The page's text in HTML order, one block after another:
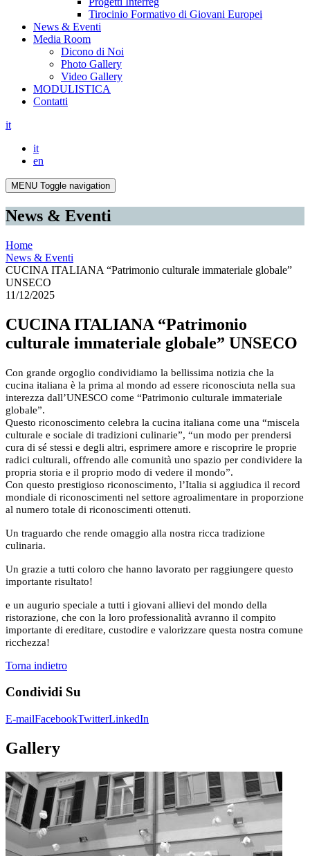
Tirocinio Formativo di Giovani Europei
News & Eventi
Media Room
Dicono di Noi
Photo Gallery
Video Gallery
MODULISTICA
Contatti
it
it
en
MENU Toggle navigation
News & Eventi
Home
News & Eventi
CUCINA ITALIANA “Patrimonio culturale immateriale globale”
UNSECO
11/12/2025
CUCINA ITALIANA “Patrimonio
culturale immateriale globale” UNSECO
Con grande orgoglio condividiamo la bellissima notizia che la
cucina italiana è la prima al mondo ad essere riconosciuta nella sua
interezza dall’UNESCO come “Patrimonio culturale immateriale
globale”.
Questo riconoscimento celebra la cucina italiana come una “miscela
culturale e sociale di tradizioni culinarie”, “un modo per prendersi
cura di sé stessi e degli altri, esprimere amore e riscoprire le proprie
radici culturali, offrendo alle comunità uno spazio per condividere la
propria storia e il proprio modo di vedere il mondo”.
Con questo prestigioso riconoscimento, l’Italia si aggiudica il record
mondiale di riconoscimenti nel settore agroalimentare in proporzione
al numero totale di riconoscimenti ottenuti.
Un traguardo che rende omaggio alla nostra ricca tradizione
culinaria.
Un grazie a tutti coloro che hanno lavorato per raggiungere questo
importante risultato!
e un augurio speciale a tutti i giovani allievi del mondo della
ristorazione, che con la loro professionalità avranno il compito
importante di ereditare, custodire e valorizzare questa nostra comune
ricchezza!
Torna indietro
Condividi Su
E-mailFacebookTwitterLinkedIn
Gallery